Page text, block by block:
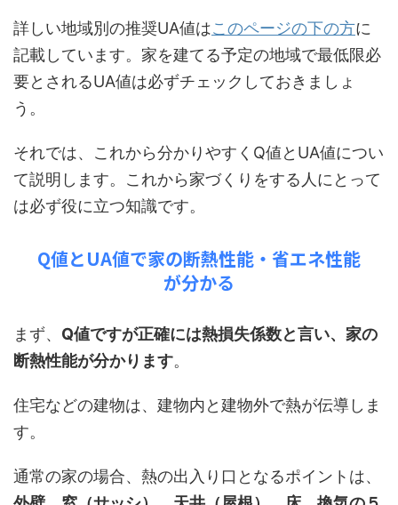
詳しい地域別の推奨UA値はこのページの下の方に
記載しています。家を建てる予定の地域で最低限必
要とされるUA値は必ずチェックしておきましょ
う。
それでは、これから分かりやすくQ値とUA値につい
て説明します。これから家づくりをする人にとって
は必ず役に立つ知識です。
Q値とUA値で家の断熱性能・省エネ性能
が分かる
まず、 Q値ですが正確には熱損失係数と言い、家の
断熱性能が分かります。
住宅などの建物は、建物内と建物外で熱が伝導しま
す。
通常の家の場合、熱の出入り口となるポイントは、